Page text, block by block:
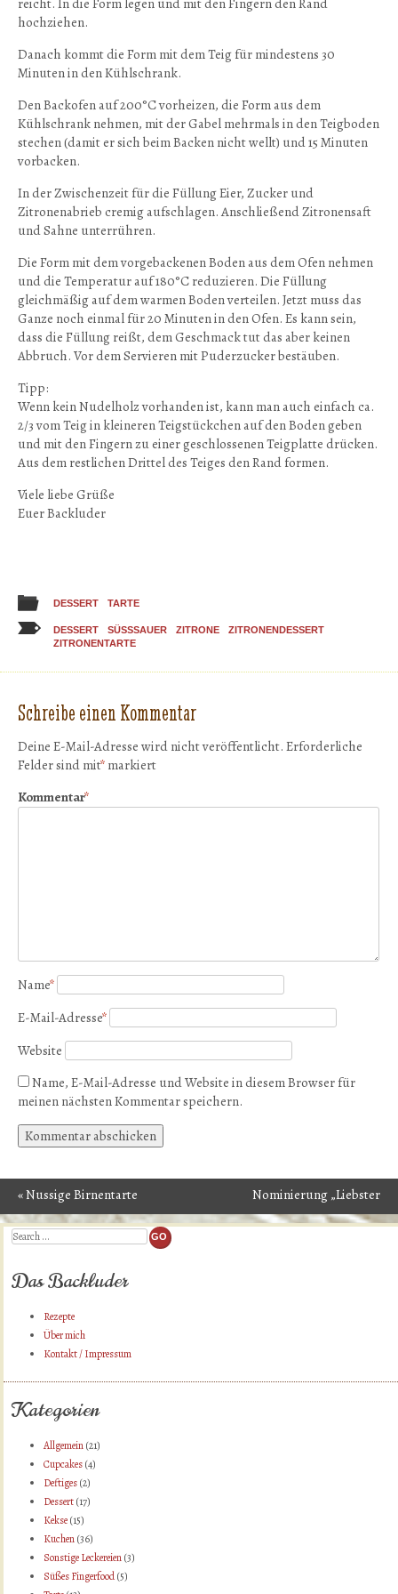
hochziehen.
Danach kommt die Form mit dem Teig für mindestens 30
Minuten in den Kühlschrank.
Den Backofen auf 200°C vorheizen, die Form aus dem
Kühlschrank nehmen, mit der Gabel mehrmals in den Teigboden
stechen (damit er sich beim Backen nicht wellt) und 15 Minuten
vorbacken.
In der Zwischenzeit für die Füllung Eier, Zucker und
Zitronenabrieb cremig aufschlagen. Anschließend Zitronensaft
und Sahne unterrühren.
Die Form mit dem vorgebackenen Boden aus dem Ofen nehmen
und die Temperatur auf 180°C reduzieren. Die Füllung
gleichmäßig auf dem warmen Boden verteilen. Jetzt muss das
Ganze noch einmal für 20 Minuten in den Ofen. Es kann sein,
dass die Füllung reißt, dem Geschmack tut das aber keinen
Abbruch. Vor dem Servieren mit Puderzucker bestäuben.
Tipp:
Wenn kein Nudelholz vorhanden ist, kann man auch einfach ca.
2/3 vom Teig in kleineren Teigstückchen auf den Boden geben
und mit den Fingern zu einer geschlossenen Teigplatte drücken.
Aus dem restlichen Drittel des Teiges den Rand formen.
Viele liebe Grüße
Euer Backluder
DESSERT TARTE
DESSERT SÜSSSAUER ZITRONE
ZITRONENDESSERT
ZITRONENTARTE
Schreibe einen Kommentar
Deine E-Mail-Adresse wird nicht veröffentlicht. Erforderliche
Felder sind mit* markiert
Kommentar*
Name*
E-Mail-Adresse*
Website
Name, E-Mail-Adresse und Website in diesem Browser für
meinen nächsten Kommentar speichern.
Post navigation
«Nussige Birnentarte
Nominierung „Liebster
Award“»
Search
Das Backluder
Rezepte
Über mich
Kontakt / Impressum
Kategorien
Allgemein(21)
Cupcakes(4)
Deftiges(2)
Dessert(17)
Kekse(15)
Kuchen(36)
Sonstige Leckereien(3)
Süßes Fingerfood(5)